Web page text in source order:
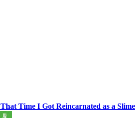
That Time I Got Reincarnated as a Slime